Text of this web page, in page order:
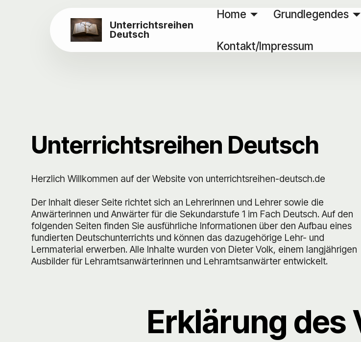
Unterrichtsreihen
Deutsch
Home Grundlegendes
Kontakt/Impressum
Unterrichtsreihen Deutsch
Herzlich Willkommen auf der Website von unterrichtsreihen-deutsch.de
Der Inhalt dieser Seite richtet sich an Lehrerinnen und Lehrer sowie die
Anwärterinnen und Anwärter für die Sekundarstufe 1 im Fach Deutsch. Auf den
folgenden Seiten finden Sie ausführliche Informationen über den Aufbau eines
fundierten Deutschunterrichts und können das dazugehörige Lehr- und
Lernmaterial erwerben. Alle Inhalte wurden von Dieter Volk, einem langjährigen
Ausbilder für Lehramtsanwärterinnen und Lehramtsanwärter entwickelt.
Erklärung des